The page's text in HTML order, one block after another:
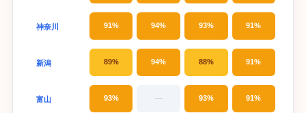
神奈川 91% 94% 93% 91%
新潟 89% 94% 88% 91%
富山 93% — 93% 91%